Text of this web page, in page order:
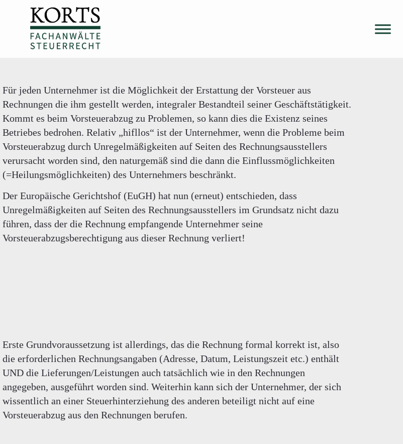
Für jeden Unternehmer ist die Möglichkeit der Erstattung der Vorsteuer aus
Rechnungen die ihm gestellt werden, integraler Bestandteil seiner Geschäftstätigkeit.
Kommt es beim Vorsteuerabzug zu Problemen, so kann dies die Existenz seines
Betriebes bedrohen. Relativ „hifllos“ ist der Unternehmer, wenn die Probleme beim
Vorsteuerabzug durch Unregelmäßigkeiten auf Seiten des Rechnungsausstellers
verursacht worden sind, den naturgemäß sind die dann die Einflussmöglichkeiten
(=Heilungsmöglichkeiten) des Unternehmers beschränkt.
Der Europäische Gerichtshof (EuGH) hat nun (erneut) entschieden, dass
Unregelmäßigkeiten auf Seiten des Rechnungsausstellers im Grundsatz nicht dazu
führen, dass der die Rechnung empfangende Unternehmer seine
Vorsteuerabzugsberechtigung aus dieser Rechnung verliert!
Erste Grundvoraussetzung ist allerdings, das die Rechnung formal korrekt ist, also
die erforderlichen Rechnungsangaben (Adresse, Datum, Leistungszeit etc.) enthält
UND die Lieferungen/Leistungen auch tatsächlich wie in den Rechnungen
angegeben, ausgeführt worden sind. Weiterhin kann sich der Unternehmer, der sich
wissentlich an einer Steuerhinterziehung des anderen beteiligt nicht auf eine
Vorsteuerabzug aus den Rechnungen berufen.